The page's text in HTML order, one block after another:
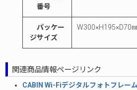
番号
パッケー
ジサイズ
W300×H195×D70
関連商品情報ページリンク
CABIN Wi-Fiデジタルフォトフレー